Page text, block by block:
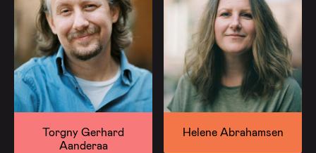
Torgny Gerhard
Aanderaa
Helene Abrahamsen